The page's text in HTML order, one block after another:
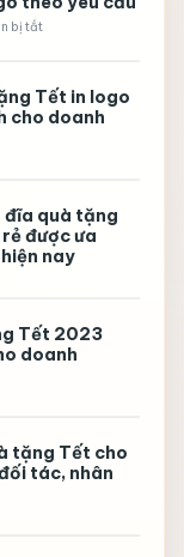
bị tắtở
Tràng
Quà
ra
trường
ý
nghĩa,
yêu
cầu
Tết in logo
cho doanh
quà tặng
được ưa
nay
Tết 2023
doanh
tặng Tết cho
tác, nhân